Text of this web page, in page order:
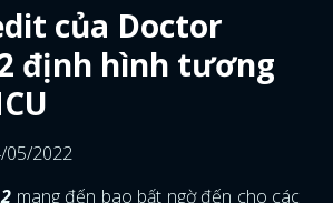
của Doctor
định hình tương
05/2022
mang đến bao bất ngờ đến cho các